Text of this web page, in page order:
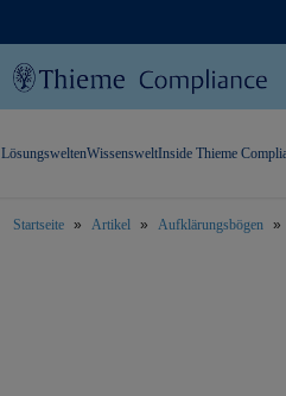
LösungsweltenWissensweltInside Thieme
Startseite Artikel Aufklärungsbögen